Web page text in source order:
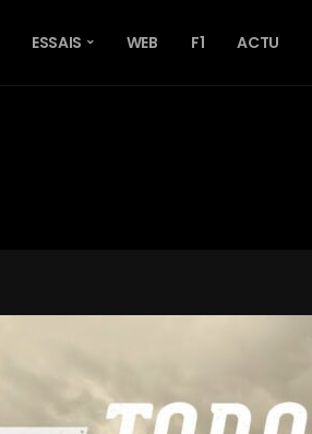
ESSAIS WEB F1 ACTU